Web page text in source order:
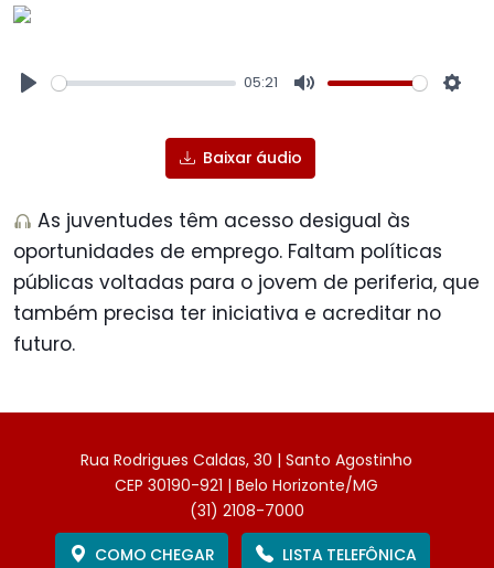
05:21
Baixar áudio
As juventudes têm acesso desigual às
oportunidades de emprego. Faltam políticas
públicas voltadas para o jovem de periferia, que
também precisa ter iniciativa e acreditar no
futuro.
Rua Rodrigues Caldas, 30 | Santo Agostinho
CEP 30190-921 | Belo Horizonte/MG
(31) 2108-7000
COMO CHEGAR
LISTA TELEFÔNICA